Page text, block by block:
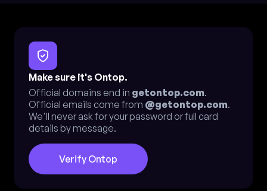
Make sure it's Ontop.
Official domains end in getontop.com.
Official emails come from @getontop.com.
We'll never ask for your password or full card
details by message.
Verify Ontop